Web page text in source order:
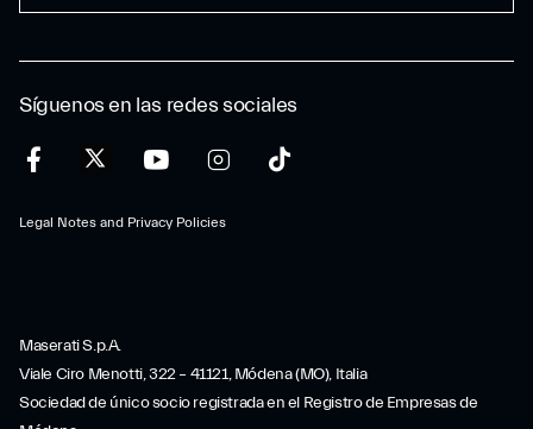
Síguenos en las redes sociales
Legal Notes and Privacy Policies
Maserati S.p.A.
Viale Ciro Menotti, 322 – 41121, Módena (MO), Italia
Sociedad de único socio registrada en el Registro de Empresas de